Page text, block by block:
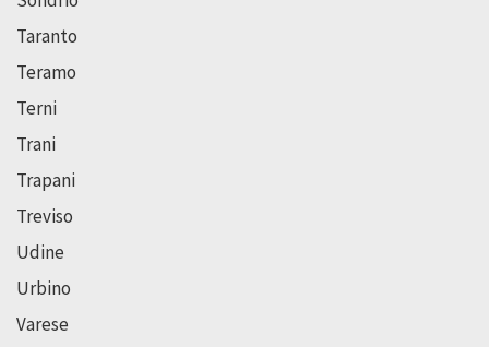
Taranto
Teramo
Terni
Trani
Trapani
Treviso
Udine
Urbino
Varese